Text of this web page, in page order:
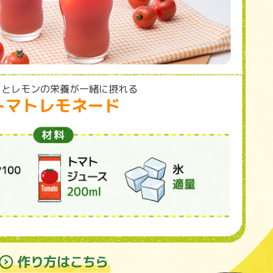
レモンの栄養が一緒に摂れる
マトレモネード